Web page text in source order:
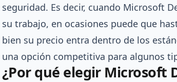
seguridad. Es decir, cuando Microsoft
su trabajo, en ocasiones puede que
bien su precio entra dentro de los
una opción competitiva para algunos
¿Por qué elegir Microsoft